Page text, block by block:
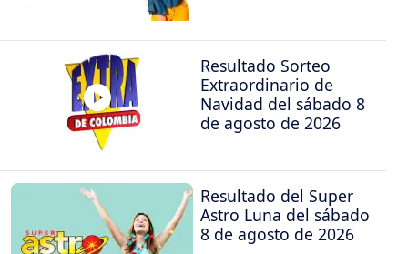
Resultado Sorteo
Extraordinario de
Navidad del sábado 8
de agosto de 2026
Resultado del Super
Astro Luna del sábado
8 de agosto de 2026